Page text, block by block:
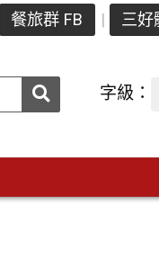
餐旅群 FB 三好
送出 字級：